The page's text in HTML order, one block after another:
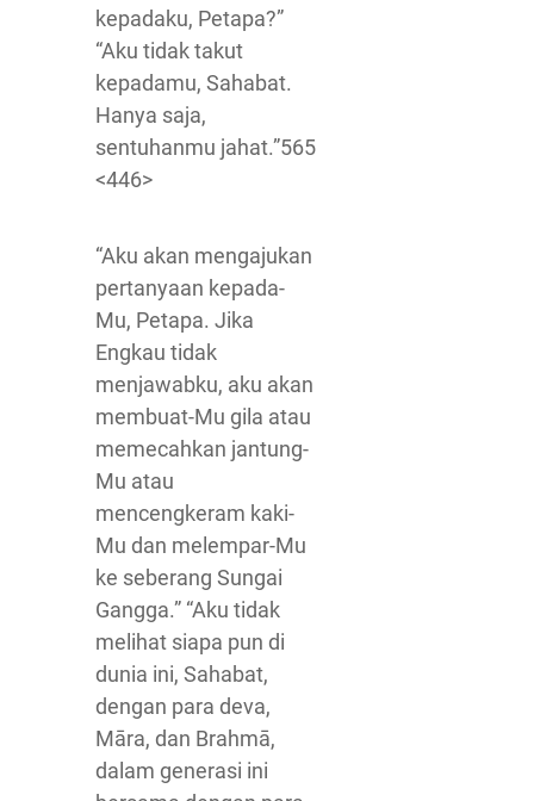
kepadaku, Petapa?”
“Aku tidak takut
kepadamu, Sahabat.
Hanya saja,
sentuhanmu jahat.”565
<446>
“Aku akan mengajukan
pertanyaan kepada-
Mu, Petapa. Jika
Engkau tidak
menjawabku, aku akan
membuat-Mu gila atau
memecahkan jantung-
Mu atau
mencengkeram kaki-
Mu dan melempar-Mu
ke seberang Sungai
Gangga.” “Aku tidak
melihat siapa pun di
dunia ini, Sahabat,
dengan para deva,
Māra, dan Brahmā,
dalam generasi ini